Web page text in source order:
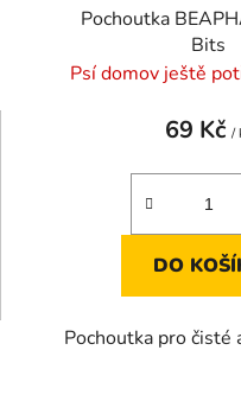
Pochoutka
Bits
Psí domov ještě
69 Kč/
DO
Pochoutka pro čisté